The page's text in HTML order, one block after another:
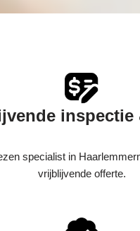
inspectie
specialist in
vrijblijvende offerte.